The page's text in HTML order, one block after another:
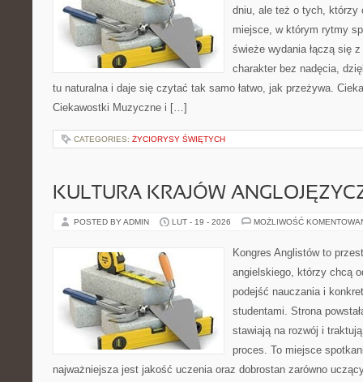
dniu, ale też o tych, którzy
miejsce, w którym rytmy
świeże wydania łączą się
charakter bez nadęcia,
tu naturalna i daje się czytać tak samo łatwo, jak przeżywa.
Ciekawostki Muzyczne i […]
CATEGORIES: ŻYCIORYSY ŚWIĘTYCH
KULTURA KRAJÓW
POSTED BY ADMIN LUT - 19 - 2026 MOŻLIWOŚĆ
Kongres Anglistów to
angielskiego, którzy chcą
podejść nauczania i
studentami. Strona
stawiają na rozwój i
proces. To miejsce
najważniejsza jest jakość uczenia oraz dobrostan zarówno